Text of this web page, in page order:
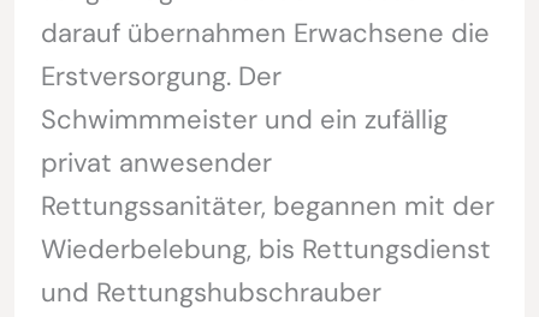
darauf übernahmen Erwachsene die
Erstversorgung. Der
Schwimmmeister und ein zufällig
privat anwesender
Rettungssanitäter, begannen mit der
Wiederbelebung, bis Rettungsdienst
und Rettungshubschrauber